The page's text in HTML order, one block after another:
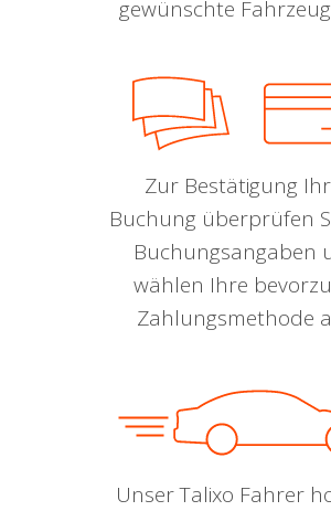
gewünschte
Zur Bestätigung
Buchung überprüfen
Buchungsangaben
wählen Ihre
Zahlungsmethode
Unser Talixo Fahrer